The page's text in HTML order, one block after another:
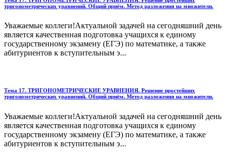
тригонометрических уравнений. Общий приём. Метод разложения на множители.
Уважаемые коллеги!Актуальной задачей на сегодняшний день
является качественная подготовка учащихся к единому
государственному экзамену (ЕГЭ) по математике, а также
абитуриентов к вступительным э...
Тема 17. ТРИГОНОМЕТРИЧЕСКИЕ УРАВНЕНИЯ. Решение простейших
тригонометрических уравнений. Общий приём. Метод разложения на множители.
Уважаемые коллеги!Актуальной задачей на сегодняшний день
является качественная подготовка учащихся к единому
государственному экзамену (ЕГЭ) по математике, а также
абитуриентов к вступительным э...